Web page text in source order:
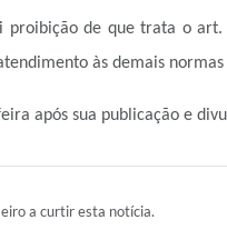
proibição de que trata o art.
às demais
após sua publicação e
a curtir esta notícia.